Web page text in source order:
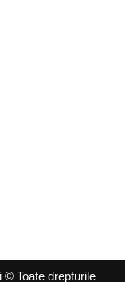
© Toate drepturile